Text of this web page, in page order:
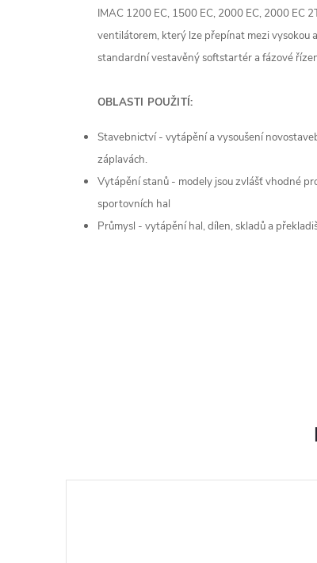
IMAC 1200 EC, 1500 EC, 2000 EC, 2000 EC
ventilátorem, který lze přepínat mezi vysokou
standardní vestavěný softstartér a fázové
OBLASTI POUŽITÍ:
Stavebnictví - vytápění a vysoušení
záplavách.
Vytápění stanů - modely jsou zvlášť vhodné
sportovních hal
Průmysl - vytápění hal, dílen, skladů a